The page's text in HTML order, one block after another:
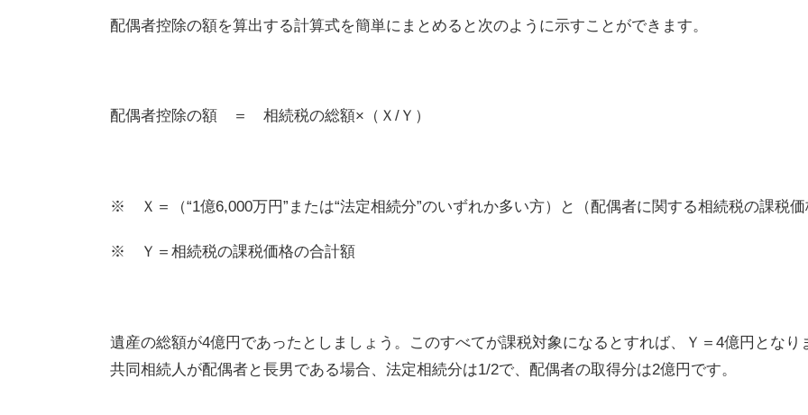
配偶者控除の額を算出する計算式を簡単にまとめると次のように示すことができます。
配偶者控除の額 ＝ 相続税の総額×（Ｘ / Ｙ）
※ Ｘ＝（“1億6,000万円”または“法定相続分”のいずれか多い方）と（配偶者に関する相続税の課税
※ Ｙ＝相続税の課税価格の合計額
遺産の総額が4億円であったとしましょう。このすべてが課税対象になるとすれば、Ｙ＝ 4億円となり
共同相続人が配偶者と長男である場合、法定相続分は1/2で、配偶者の取得分は2億円です。